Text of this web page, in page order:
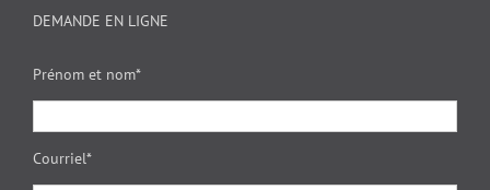
DEMANDE EN LIGNE
Prénom et nom*
Courriel*